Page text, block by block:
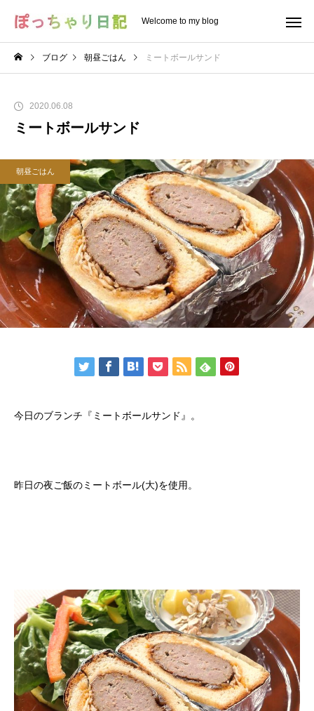
Welcome to my blog
ブログ 朝昼ごはん ミートボールサンド
2020.06.08
ミートボールサンド
朝昼ごはん
今日のブランチ『ミートボールサンド』。
昨日の夜ご飯のミートボール(大)を使用。